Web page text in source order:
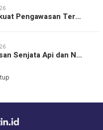
Pengawasan Ter…
Senjata Api dan N…